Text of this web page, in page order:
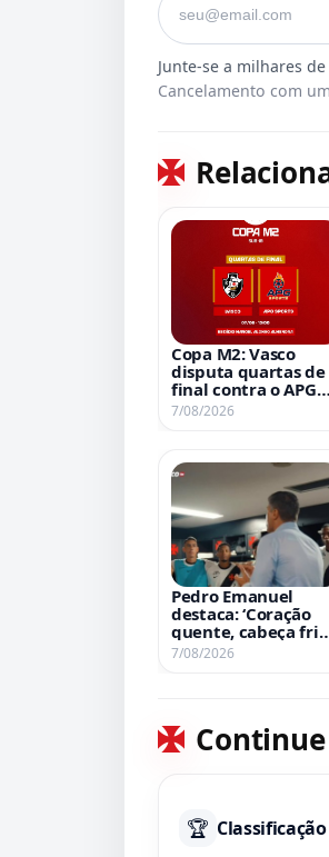
Cancelamento com
Copa M2: Vasco
disputa quartas de
final contra o APG
Sports nesta sexta-
7/08/2026
Pedro Emanuel
destaca: ‘Coração
quente, cabeça
em discurso antes
7/08/2026
🏆